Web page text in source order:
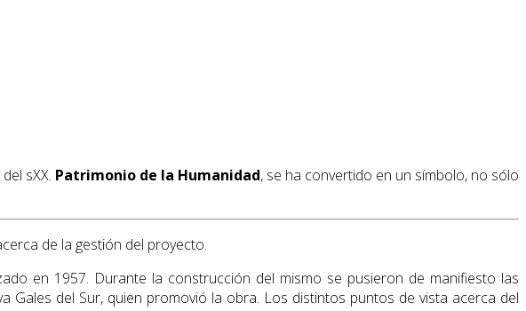
sXX. Patrimonio de la Humanidad, se ha convertido en un símbolo, no sólo
de la gestión del proyecto.
en 1957. Durante la construcción del mismo se pusieron de manifiesto las
del Sur, quien promovió la obra. Los distintos puntos de vista acerca del